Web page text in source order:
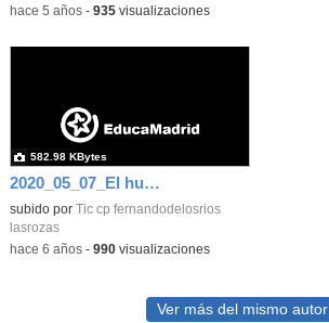
-hace 5 años- 935visualizaciones
2020_05_07_El huerto en abril_CEIP FDLR_Las Rozas 3
subido por Tic cp fernandodelosrios
lasrozas
582.98 KBytes
-hace 6 años- 990visualizaciones
Ver más del mismo autor